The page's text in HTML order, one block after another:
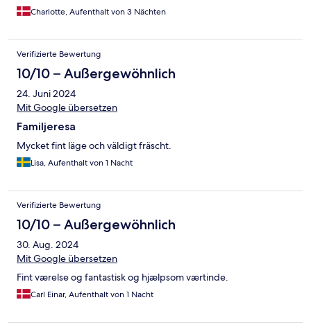
Charlotte, Aufenthalt von 3 Nächten
Verifizierte Bewertung
10/10 – Außergewöhnlich
24. Juni 2024
Mit Google übersetzen
Familjeresa
Mycket fint läge och väldigt fräscht.
Lisa, Aufenthalt von 1 Nacht
Verifizierte Bewertung
10/10 – Außergewöhnlich
30. Aug. 2024
Mit Google übersetzen
Fint værelse og fantastisk og hjælpsom værtinde.
Carl Einar, Aufenthalt von 1 Nacht